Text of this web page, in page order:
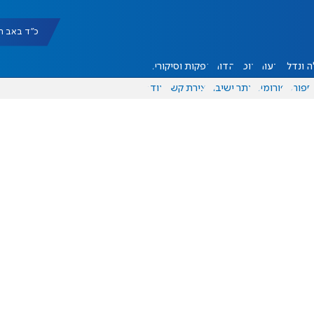
כ"ד באב תשפ"ו
ונדל"ן דעות אוכל יהדות הפקות וסיקורים
ספורט פורומים אתר ישיבה יצירת קשר עוד